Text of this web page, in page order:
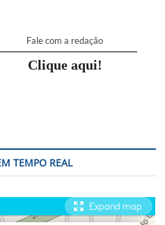
Fale com a redação
Clique aqui!
TEMPO REAL